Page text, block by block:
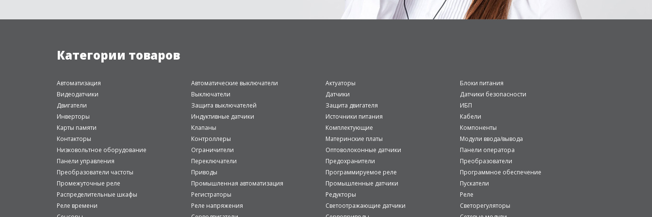
Категории товаров
Автоматизация Автоматические выключатели Актуаторы
Блоки питания
Видеодатчики
Выключатели Датчики
Датчики безопасности
Двигатели
Защита выключателей Защита двигателя
ИБП
Инверторы
Индуктивные датчики Источники питания
Кабели
Карты памяти
Клапаны Комплектующие
Компоненты
Контакторы
Контроллеры Материнские платы
Модули ввода/вывода
Низковольтное оборудование
Ограничители Оптоволоконные датчики
Панели оператора
Панели управления
Переключатели Предохранители
Преобразователи
Преобразователи частоты
Приводы Программируемое реле
Программное обеспечение
Промежуточные реле
Промышленная автоматизация Промышленные датчики
Пускатели
Распределительные шкафы
Регистраторы Редукторы
Реле
Реле времени
Реле напряжения Светоотражающие датчики
Светорегуляторы